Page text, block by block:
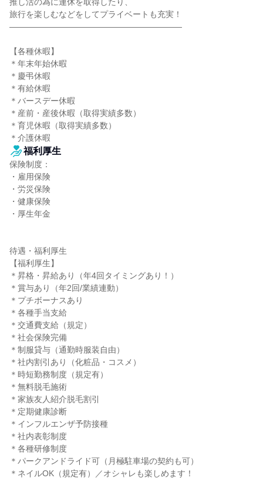
旅行を楽しむなどをしてプライベートも充実！
―――――――――――――――――――――
【各種休暇】
＊年末年始休暇
＊慶弔休暇
＊有給休暇
＊バースデー休暇
＊産前・産後休暇（取得実績多数）
＊育児休暇（取得実績多数）
＊介護休暇
福利厚生
保険制度：
・雇用保険
・労災保険
・健康保険
・厚生年金
待遇・福利厚生
【福利厚生】
＊昇格・昇給あり（年4回タイミングあり！）
＊賞与あり（年2回/業績連動）
＊プチボーナスあり
＊各種手当支給
＊交通費支給（規定）
＊社会保険完備
＊制服貸与（通勤時服装自由）
＊社内割引あり（化粧品・コスメ）
＊時短勤務制度（規定有）
＊無料脱毛施術
＊家族友人紹介脱毛割引
＊定期健康診断
＊インフルエンザ予防接種
＊社内表彰制度
＊各種研修制度
＊パークアンドライド可（月極駐車場の契約も可）
＊ネイルOK（規定有）／オシャレも楽しめます！